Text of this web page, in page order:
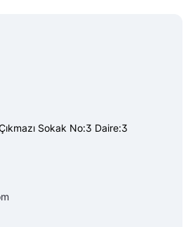
Sokak No:3 Daire:3